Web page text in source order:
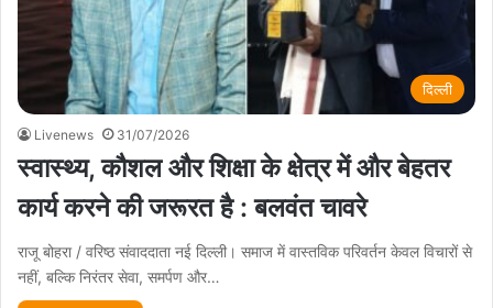
दिल्ली
Livenews 31/07/2026
स्वास्थ्य, कौशल और शिक्षा के क्षेत्र में और बेहतर
कार्य करने की जरूरत है : बलवंत चावरे
राजू बोहरा / वरिष्ठ संवाददाता नई दिल्ली। समाज में वास्तविक परिवर्तन केवल विचारों से
नहीं, बल्कि निरंतर सेवा, समर्पण और…